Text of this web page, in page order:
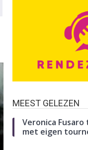
MEEST GELEZEN
Veronica
met eigen